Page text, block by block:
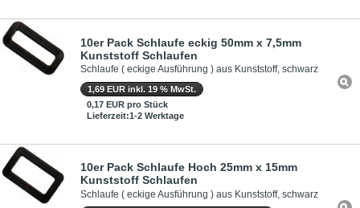
10er Pack Schlaufe eckig 50mm x 7,5mm
Kunststoff Schlaufen
Schlaufe ( eckige Ausführung ) aus Kunststoff, schwarz
1,69 EUR inkl. 19 % MwSt.
0,17 EUR pro Stück
Lieferzeit:1-2 Werktage
10er Pack Schlaufe Hoch 25mm x 15mm
Kunststoff Schlaufen
Schlaufe ( eckige Ausführung ) aus Kunststoff, schwarz